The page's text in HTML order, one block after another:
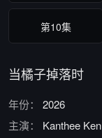
第10集
当橘子掉落时
年份：
2026
主演：
Kanthee Ken